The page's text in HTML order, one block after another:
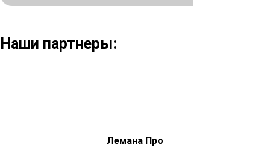
Наши партнеры:
Лемана Про